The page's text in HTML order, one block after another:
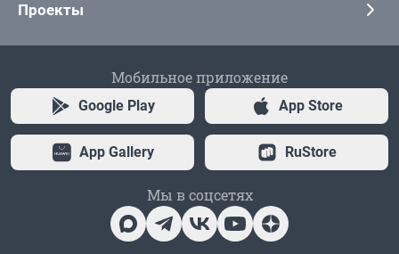
Проекты
Мобильное приложение
Google Play App Store
App Gallery RuStore
Мы в соцсетях